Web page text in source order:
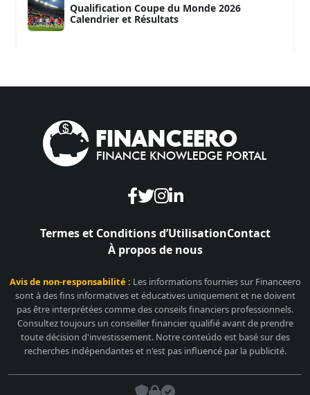
Qualification Coupe du Monde 2026
Calendrier et Résultats
Termes et Conditions d’UtilisationContact
À propos de nous
Avis de non-responsabilité : Les informations fournies sur Financeero
sont à des fins informatives et éducatives uniquement et ne doivent
pas être interprétées comme des conseils financiers professionnels.
Consultez toujours un conseiller financier qualifié avant de prendre
toute décision d'investissement. Notre conteúdo est basé sur des
recherches indépendantes et n'est pas influencé par la publicité.